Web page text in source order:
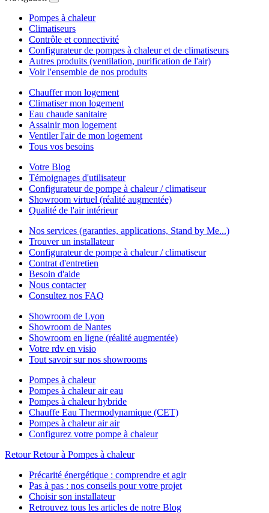
Pompes à chaleur
Climatiseurs
Contrôle et connectivité
Configurateur de pompes à chaleur et de climatiseurs
Autres produits (ventilation, purification de l'air)
Voir l'ensemble de nos produits
Chauffer mon logement
Climatiser mon logement
Eau chaude sanitaire
Assainir mon logement
Ventiler l'air de mon logement
Tous vos besoins
Votre Blog
Témoignages d'utilisateur
Configurateur de pompe à chaleur / climatiseur
Showroom virtuel (réalité augmentée)
Qualité de l'air intérieur
Nos services (garanties, applications, Stand by Me...)
Trouver un installateur
Configurateur de pompe à chaleur / climatiseur
Contrat d'entretien
Besoin d'aide
Nous contacter
Consultez nos FAQ
Showroom de Lyon
Showroom de Nantes
Showroom en ligne (réalité augmentée)
Votre rdv en visio
Tout savoir sur nos showrooms
Pompes à chaleur
Pompes à chaleur air eau
Pompes à chaleur hybride
Chauffe Eau Thermodynamique (CET)
Pompes à chaleur air air
Configurez votre pompe à chaleur
Retour Retour à Pompes à chaleur
Précarité énergétique : comprendre et agir
Pas à pas : nos conseils pour votre projet
Choisir son installateur
Retrouvez tous les articles de notre Blog